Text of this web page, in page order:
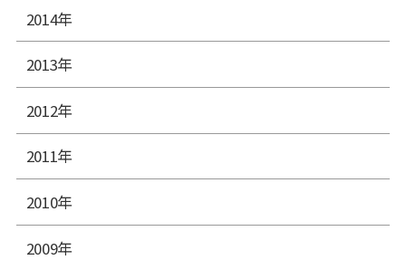
2014年
2013年
2012年
2011年
2010年
2009年